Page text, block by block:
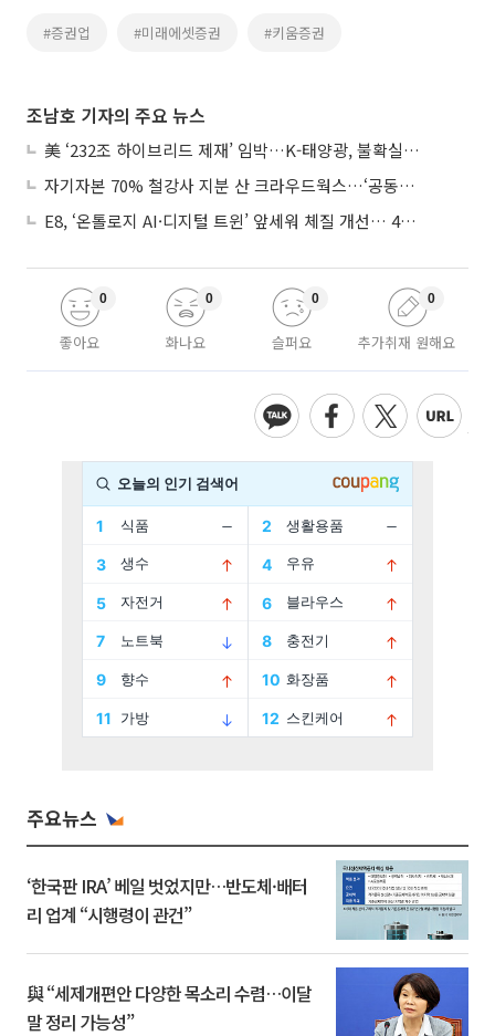
#증권업 #미래에셋증권 #키움증권
조남호 기자의 주요 뉴스
美 ‘232조 하이브리드 제재’ 임박…K-태양광, 불확실성 털고 날개 다나
자기자본 70% 철강사 지분 산 크라우드웍스…‘공동경영’으로 AI 시너지 낼까
E8, ‘온톨로지 AI·디지털 트윈’ 앞세워 체질 개선… 4분기 흑자전환 총력
좋아요
0
화나요
0
슬퍼요
0
추가취재 원해요
0
주요뉴스
‘한국판 IRA’ 베일 벗었지만…반도체·배터
리 업계 “시행령이 관건”
與 “세제개편안 다양한 목소리 수렴…이달
말 정리 가능성”